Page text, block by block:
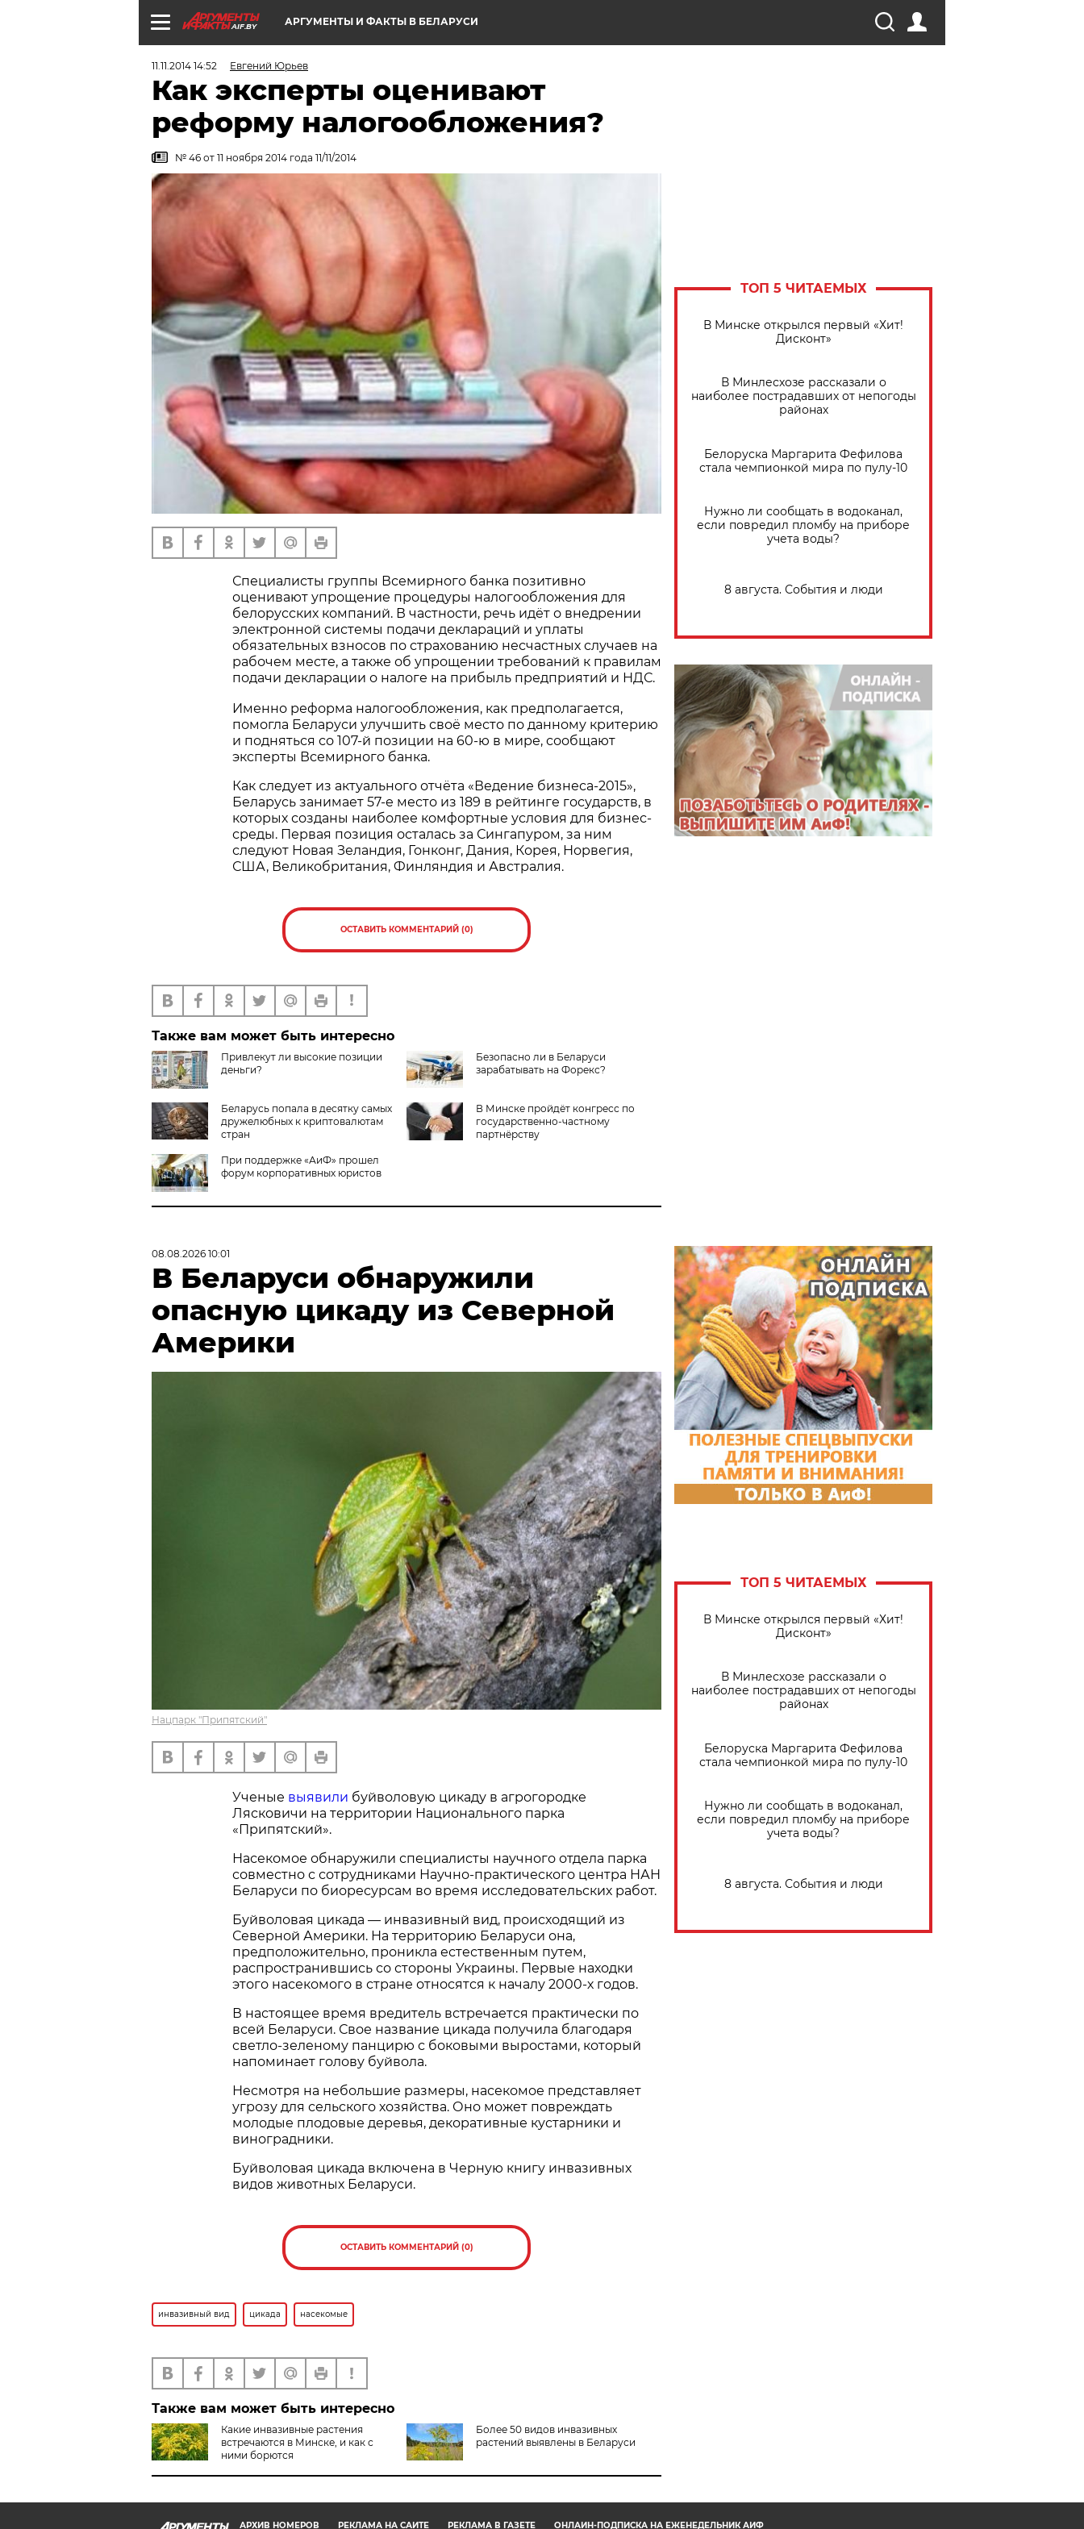
AIF.BY АРГУМЕНТЫ И ФАКТЫ В БЕЛАРУСИ
11.11.2014 14:52 Евгений Юрьев
Как эксперты оценивают
реформу налогообложения?
№ 46 от 11 ноября 2014 года 11/11/2014
Специалисты группы Всемирного банка позитивно
оценивают упрощение процедуры налогообложения для
белорусских компаний. В частности, речь идёт о внедрении
электронной системы подачи деклараций и уплаты
обязательных взносов по страхованию несчастных случаев на
рабочем месте, а также об упрощении требований к правилам
подачи декларации о налоге на прибыль предприятий и НДС.
Именно реформа налогообложения, как предполагается,
помогла Беларуси улучшить своё место по данному критерию
и подняться со 107-й позиции на 60-ю в мире, сообщают
эксперты Всемирного банка.
Как следует из актуального отчёта «Ведение бизнеса-2015»,
Беларусь занимает 57-е место из 189 в рейтинге государств, в
которых созданы наиболее комфортные условия для бизнес-
среды. Первая позиция осталась за Сингапуром, за ним
следуют Новая Зеландия, Гонконг, Дания, Корея, Норвегия,
США, Великобритания, Финляндия и Австралия.
ОСТАВИТЬ КОММЕНТАРИЙ (0)
Также вам может быть интересно
Привлекyт ли высокие позиции
деньги?
Безопасно ли в Беларуси
зарабатывать на Форекс?
Беларусь попала в десятку самых
дружелюбных к криптовалютам
стран
В Минске пройдёт конгресс по
государственно-частному
партнёрству
При поддержке «АиФ» прошел
форум корпоративных юристов
ТОП 5 ЧИТАЕМЫХ
В Минске открылся первый «Хит!
Дисконт»
В Минлесхозе рассказали о
наиболее пострадавших от непогоды
районах
Белоруска Маргарита Фефилова
стала чемпионкой мира по пулу-10
Нужно ли сообщать в водоканал,
если повредил пломбу на приборе
учета воды?
8 августа. События и люди
08.08.2026 10:01
В Беларуси обнаружили
опасную цикаду из Северной
Америки
Нацпарк "Припятский"
Ученые выявили буйволовую цикаду в агрогородке
Лясковичи на территории Национального парка
«Припятский».
Насекомое обнаружили специалисты научного отдела парка
совместно с сотрудниками Научно-практического центра НАН
Беларуси по биоресурсам во время исследовательских работ.
Буйволовая цикада — инвазивный вид, происходящий из
Северной Америки. На территорию Беларуси она,
предположительно, проникла естественным путем,
распространившись со стороны Украины. Первые находки
этого насекомого в стране относятся к началу 2000-х годов.
В настоящее время вредитель встречается практически по
всей Беларуси. Свое название цикада получила благодаря
светло-зеленому панцирю с боковыми выростами, который
напоминает голову буйвола.
Несмотря на небольшие размеры, насекомое представляет
угрозу для сельского хозяйства. Оно может повреждать
молодые плодовые деревья, декоративные кустарники и
виноградники.
Буйволовая цикада включена в Черную книгу инвазивных
видов животных Беларуси.
ОСТАВИТЬ КОММЕНТАРИЙ (0)
инвазивный вид цикада насекомые
Также вам может быть интересно
Какие инвазивные растения
встречаются в Минске, и как с
ними борются
Более 50 видов инвазивных
растений выявлены в Беларуси
ТОП 5 ЧИТАЕМЫХ
В Минске открылся первый «Хит!
Дисконт»
В Минлесхозе рассказали о
наиболее пострадавших от непогоды
районах
Белоруска Маргарита Фефилова
стала чемпионкой мира по пулу-10
Нужно ли сообщать в водоканал,
если повредил пломбу на приборе
учета воды?
8 августа. События и люди
АРХИВ НОМЕРОВ РЕКЛАМА НА САЙТЕ РЕКЛАМА В ГАЗЕТЕ ОНЛАЙН-ПОДПИСКА НА ЕЖЕНЕДЕЛЬНИК АИФ